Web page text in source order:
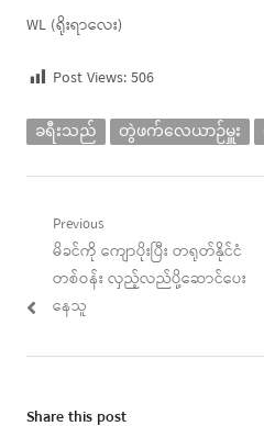
WL (ရိုးရာလေး)
Post Views:506
ခရီးသည် တွဲဖက်လေယာဉ်မှူး
Post
navigation
Previous
Previous
post:
မိခင်ကို ကျောပိုးပြီး တရုတ်နိုင်ငံ
တစ်ဝန်း လှည့်လည်ပို့ဆောင်ပေး
နေသူ
Share this post